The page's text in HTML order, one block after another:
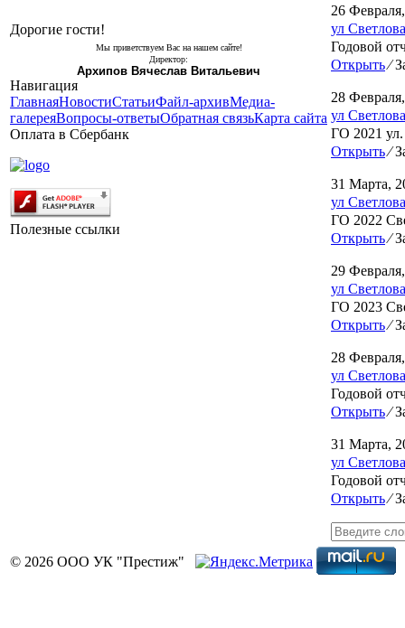
Дорогие гости!
Мы приветствуем Вас на нашем сайте!
Директор:
Архипов Вячеслав Витальевич
Навигация
ГлавнаяНовостиСтатьиФайл-архивМедиа-
галереяВопросы-ответыОбратная связьКарта сайта
Оплата в Сбербанк
Полезные ссылки
26
ул
Годовой
Открыть ⁄
28
ул
ГО 2021
Открыть ⁄
31 Марта,
ул
ГО 2022
Открыть ⁄
29
ул
ГО 2023
Открыть ⁄
28
ул
Годовой
Открыть ⁄
31 Марта,
ул
Годовой
Открыть ⁄
© 2026 ООО УК "Престиж"